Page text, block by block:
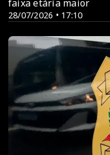
28/07/2026 • 17:10
faixa etária maior